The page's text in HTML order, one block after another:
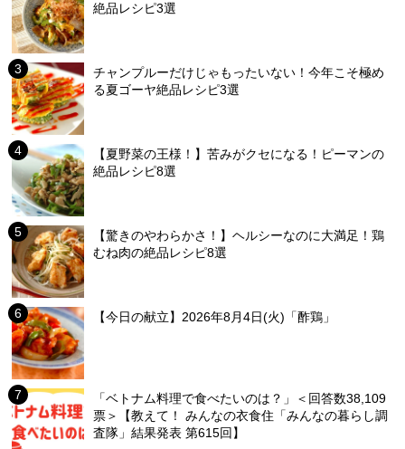
絶品レシピ3選
チャンプルーだけじゃもったいない！今年こそ極め
る夏ゴーヤ絶品レシピ3選
【夏野菜の王様！】苦みがクセになる！ピーマンの
絶品レシピ8選
【驚きのやわらかさ！】ヘルシーなのに大満足！鶏
むね肉の絶品レシピ8選
【今日の献立】2026年8月4日(火)「酢鶏」
「ベトナム料理で食べたいのは？」＜回答数38,109
票＞【教えて！ みんなの衣食住「みんなの暮らし調
査隊」結果発表 第615回】